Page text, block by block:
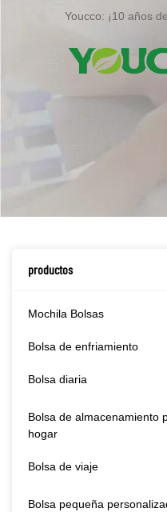
Youcco: ¡10 años
productos
Mochila Bolsas
Bolsa de enfriamiento
Bolsa diaria
Bolsa de almacenamiento
hogar
Bolsa de viaje
Bolsa pequeña